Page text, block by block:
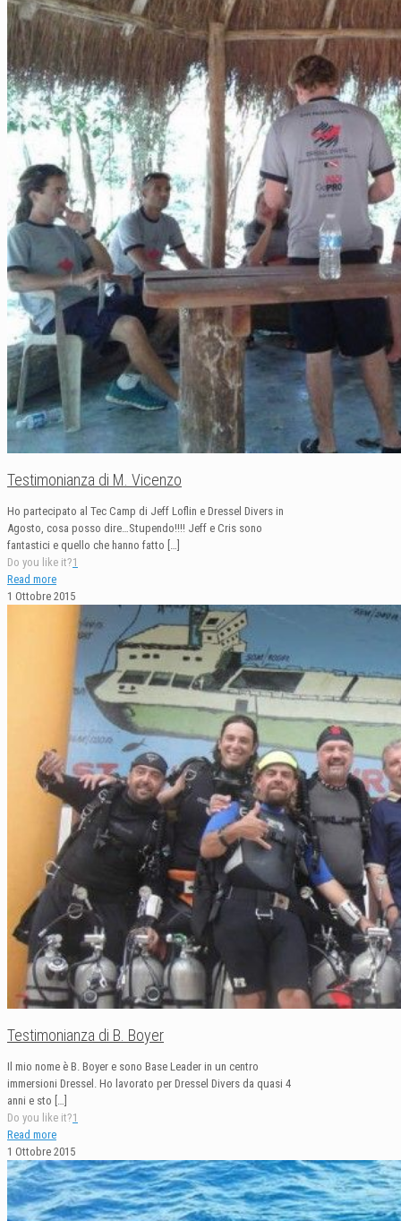
Testimonianza di M. Vicenzo
Ho partecipato al Tec Camp di Jeff Loflin e Dressel Divers in
Agosto, cosa posso dire…Stupendo!!!! Jeff e Cris sono
fantastici e quello che hanno fatto
Do you like it?1
Read more
1 Ottobre 2015
Testimonianza di B. Boyer
Il mio nome è B. Boyer e sono Base Leader in un centro
immersioni Dressel. Ho lavorato per Dressel Divers da quasi 4
anni e sto […]
Do you like it?1
Read more
1 Ottobre 2015